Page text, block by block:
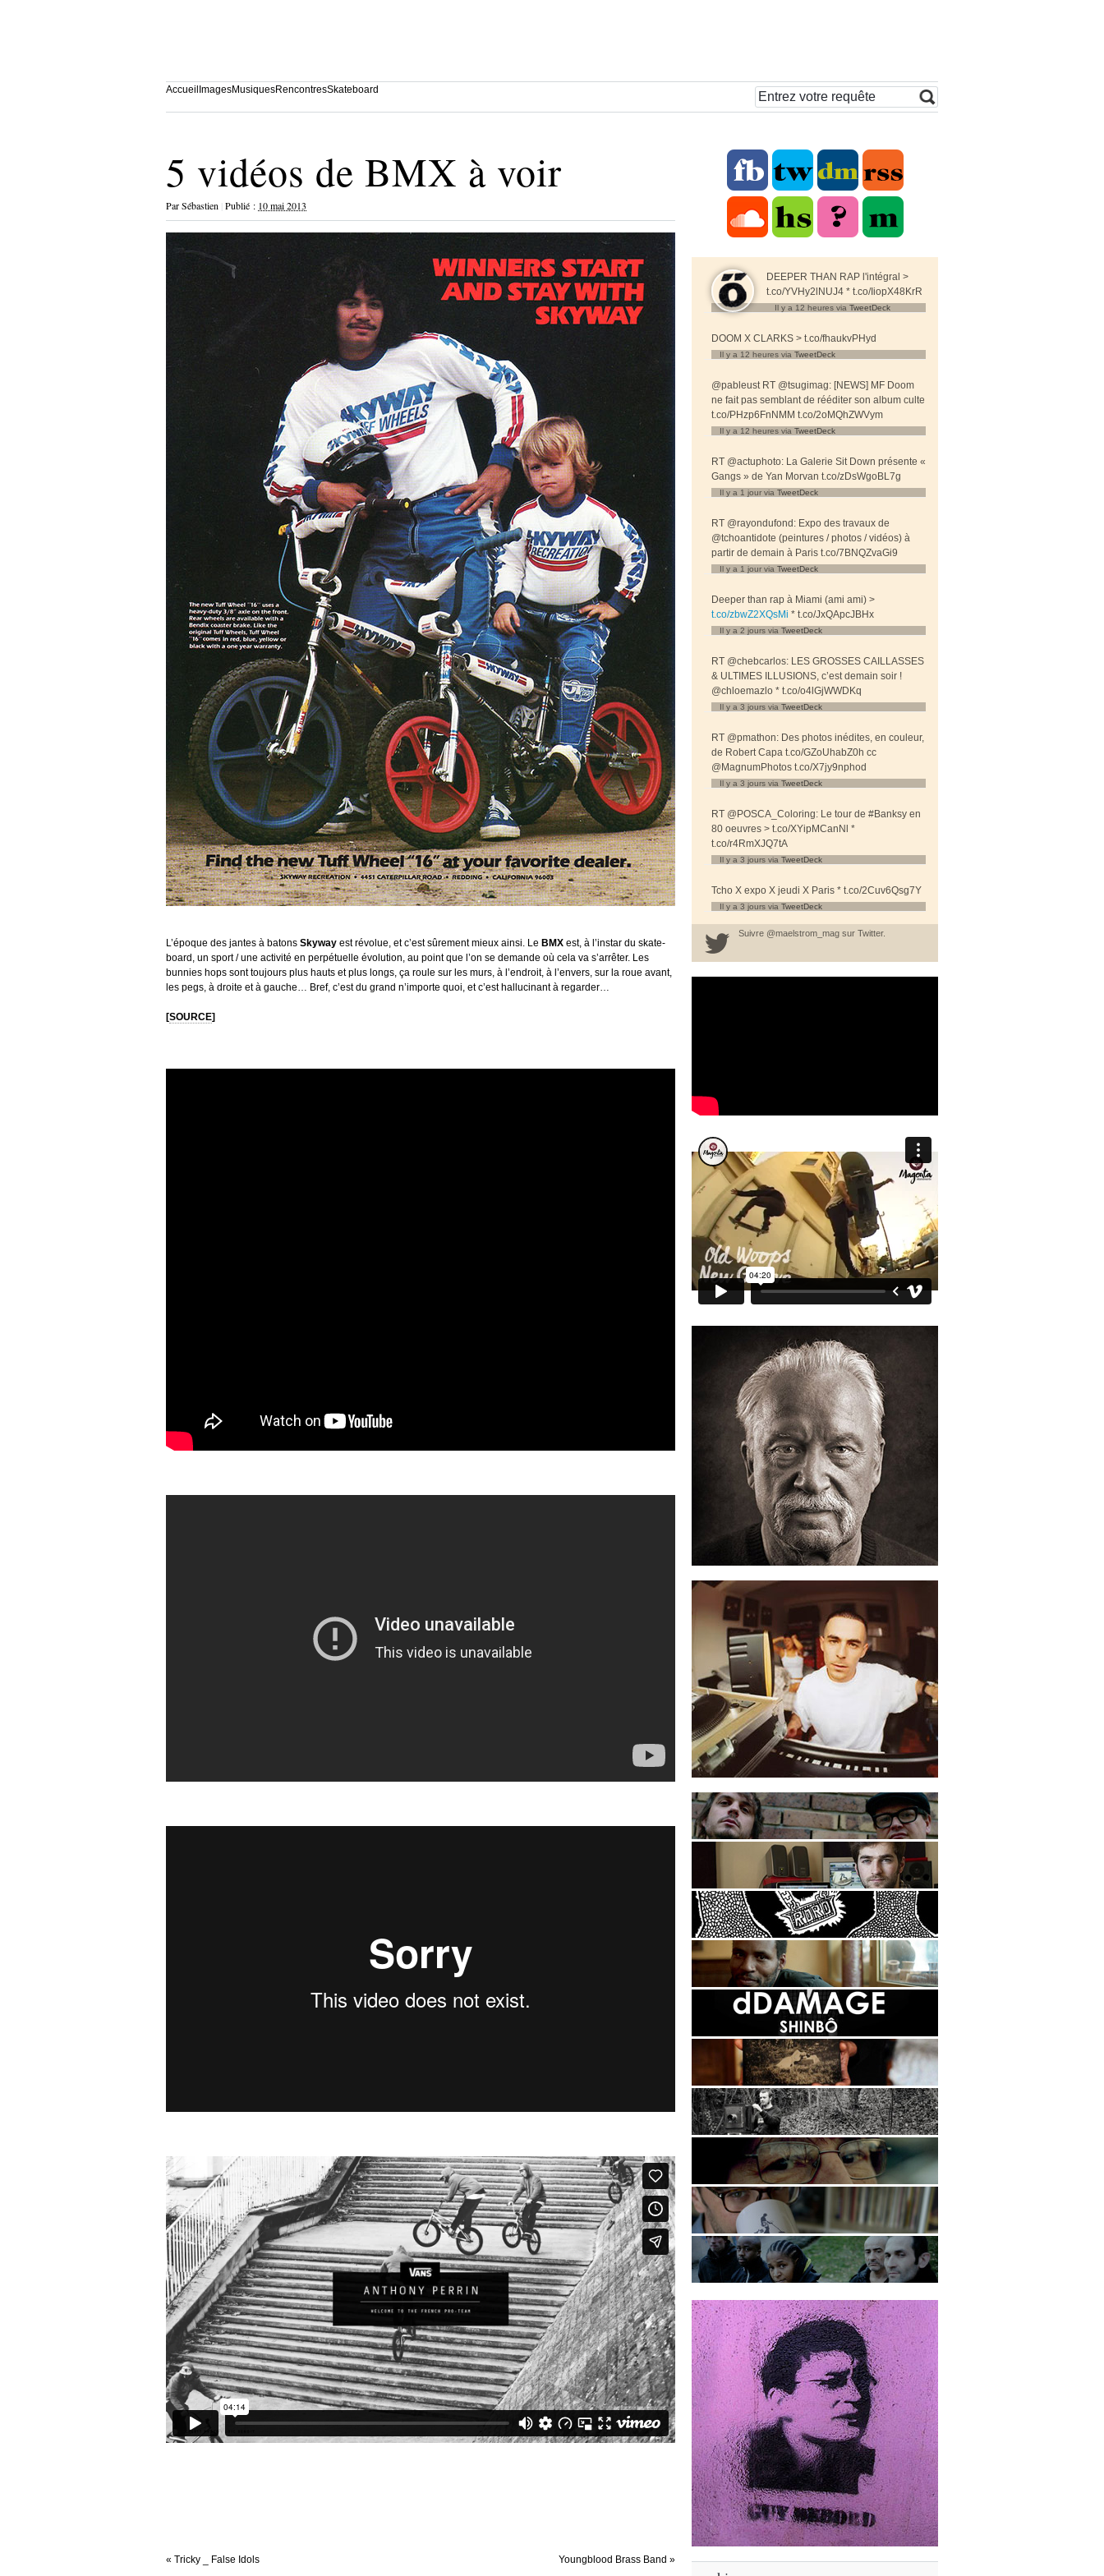
Accueil ImagesMusiquesRencontresSkateboard
5 vidéos de BMX à voir
ParSébastien |Publié : 10 mai 2013
L’époque des jantes à batons Skyway est révolue, et c’est sûrement mieux ainsi. Le BMX est, à l’instar du skate-
board, un sport / une activité en perpétuelle évolution, au point que l’on se demande où cela va s’arrêter. Les
bunnies hops sont toujours plus hauts et plus longs, ça roule sur les murs, à l’endroit, à l’envers, sur la roue avant,
les pegs, à droite et à gauche… Bref, c’est du grand n’importe quoi, et c’est hallucinant à regarder…
[SOURCE]
« Tricky _ False Idols Youngblood Brass Band »
DEEPER THAN RAP l'intégral >
t.co/YVHy2lNUJ4 * t.co/IiopX48KrR
Il y a 12 heures via TweetDeck
DOOM X CLARKS > t.co/fhaukvPHyd
Il y a 12 heures via TweetDeck
@pableust RT @tsugimag: [NEWS] MF Doom
ne fait pas semblant de rééditer son album culte
t.co/PHzp6FnNMM t.co/2oMQhZWVym
Il y a 12 heures via TweetDeck
RT @actuphoto: La Galerie Sit Down présente «
Gangs » de Yan Morvan t.co/zDsWgoBL7g
Il y a 1 jour via TweetDeck
RT @rayondufond: Expo des travaux de
@tchoantidote (peintures / photos / vidéos) à
partir de demain à Paris t.co/7BNQZvaGi9
Il y a 1 jour via TweetDeck
Deeper than rap à Miami (ami ami) >
t.co/zbwZ2XQsMi * t.co/JxQApcJBHx
Il y a 2 jours via TweetDeck
RT @chebcarlos: LES GROSSES CAILLASSES
& ULTIMES ILLUSIONS, c’est demain soir !
@chloemazlo * t.co/o4lGjWWDKq
Il y a 3 jours via TweetDeck
RT @pmathon: Des photos inédites, en couleur,
de Robert Capa t.co/GZoUhabZ0h cc
@MagnumPhotos t.co/X7jy9nphod
Il y a 3 jours via TweetDeck
RT @POSCA_Coloring: Le tour de #Banksy en
80 oeuvres > t.co/XYipMCanNl *
t.co/r4RmXJQ7tA
Il y a 3 jours via TweetDeck
Tcho X expo X jeudi X Paris * t.co/2Cuv6Qsg7Y
Il y a 3 jours via TweetDeck
Suivre @maelstrom_mag sur Twitter.